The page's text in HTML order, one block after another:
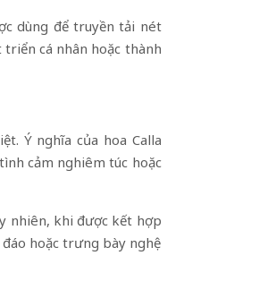
dùng để truyền tải nét
cá nhân hoặc thành
Ý nghĩa của hoa Calla
cảm nghiêm túc hoặc
nhiên, khi được kết hợp
hoặc trưng bày nghệ